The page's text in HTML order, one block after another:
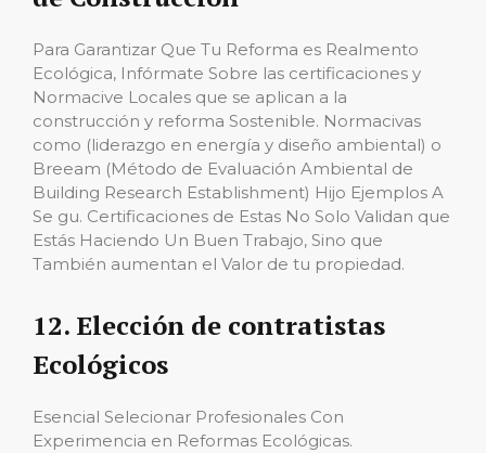
Para Garantizar Que Tu Reforma es Realmento
Ecológica, Infórmate Sobre las certificaciones y
Normacive Locales que se aplican a la
construcción y reforma Sostenible. Normacivas
como (liderazgo en energía y diseño ambiental) o
Breeam (Método de Evaluación Ambiental de
Building Research Establishment) Hijo Ejemplos A
Se gu. Certificaciones de Estas No Solo Validan que
Estás Haciendo Un Buen Trabajo, Sino que
También aumentan el Valor de tu propiedad.
12. Elección de contratistas
Ecológicos
Esencial Selecionar Profesionales Con
Experimencia en Reformas Ecológicas.